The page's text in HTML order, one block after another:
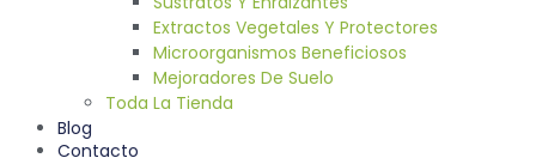
Extractos Vegetales Y Protectores
Microorganismos Beneficiosos
Mejoradores De Suelo
Toda La Tienda
Blog
Contacto